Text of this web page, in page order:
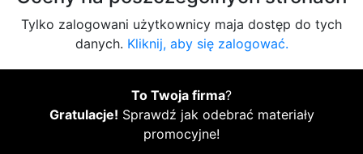
Tylko zalogowani użytkownicy maja dostęp do tych
danych. Kliknij, aby się zalogować.
To Twoja firma?
Gratulacje! Sprawdź jak odebrać materiały
promocyjne!